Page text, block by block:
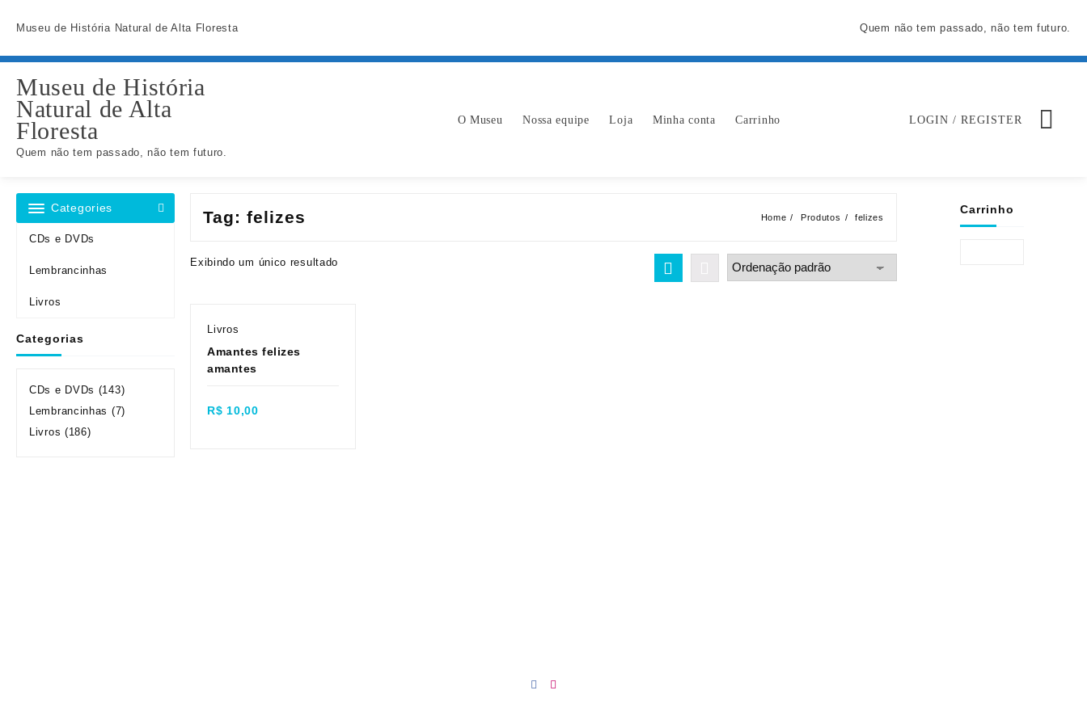
Museu de História Natural de Alta Floresta Quem não tem passado, não tem futuro.
Museu de História
Natural de Alta
Floresta
Quem não tem passado, não tem futuro.
O Museu Nossa equipe Loja Minha conta Carrinho LOGIN / REGISTER
Categories
CDs e DVDs
Lembrancinhas
Livros
Categorias
CDs e DVDs (143)
Lembrancinhas (7)
Livros (186)
Tag:felizes Home Produtos felizes
Exibindo um único resultado
Livros
Amantes felizes
amantes
R$ 10,00
Carrinho